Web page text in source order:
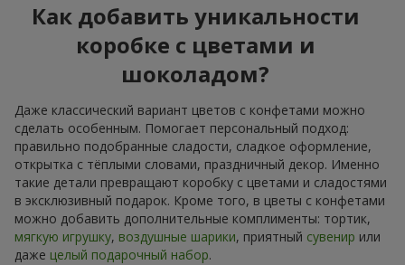
Как добавить уникальности
коробке с цветами и
шоколадом?
Даже классический вариант цветов с конфетами можно
сделать особенным. Помогает персональный подход:
правильно подобранные сладости, сладкое оформление,
открытка с тёплыми словами, праздничный декор. Именно
такие детали превращают коробку с цветами и сладостями
в эксклюзивный подарок. Кроме того, в цветы с конфетами
можно добавить дополнительные комплименты: тортик,
мягкую игрушку, воздушные шарики, приятный сувенир или
даже целый подарочный набор.